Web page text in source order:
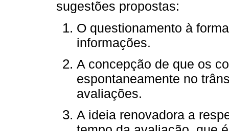
sugestões propostas:
O questionamento à
informações.
A concepção de que os
espontaneamente no
avaliações.
A ideia renovadora a